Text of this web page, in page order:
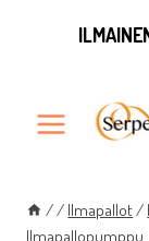
// Ilmapallot/
Ilmapallopumppu